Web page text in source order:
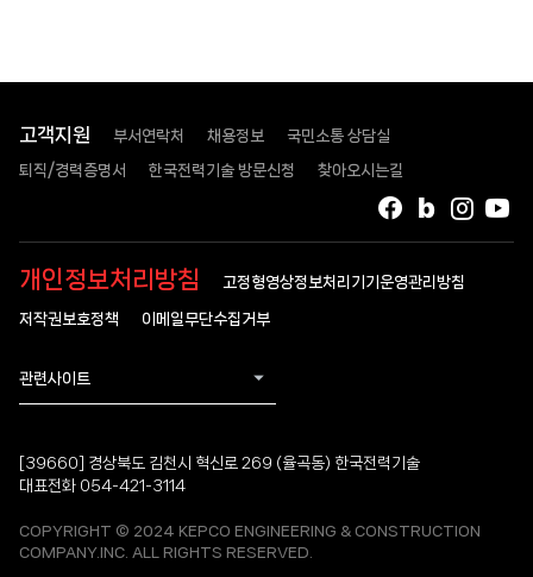
고객지원 부서연락처 채용정보 국민소통 상담실
퇴직/경력증명서 한국전력기술 방문신청 찾아오시는길
인스
블로그
페이스북
개인정보처리방침 고정형영상정보처리기기운영관리방침
저작권보호정책 이메일무단수집거부
관련사이트
[39660] 경상북도 김천시 혁신로 269 (율곡동) 한국전력기술
대표전화 054-421-3114
COPYRIGHT © 2024 KEPCO ENGINEERING & CONSTRUCTION
COMPANY.INC. ALL RIGHTS RESERVED.